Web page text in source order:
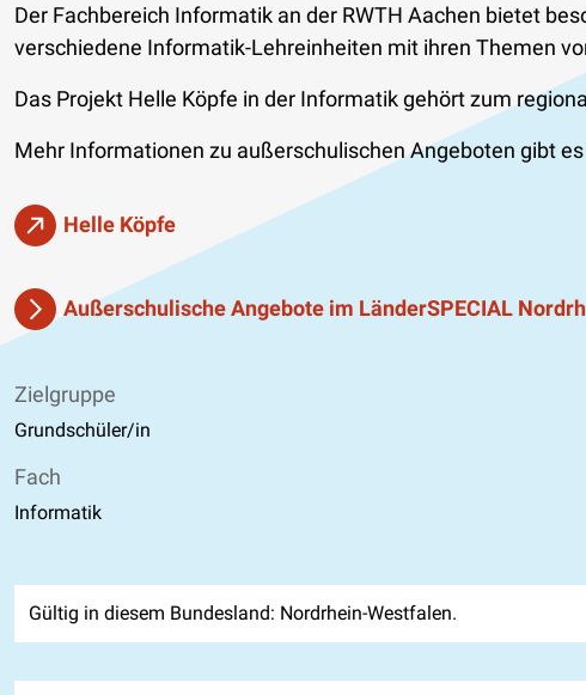
Der Fachbereich Informatik an der RWTH Aachen bietet
verschiedene Informatik-Lehreinheiten mit ihren Themen
Das Projekt Helle Köpfe in der Informatik gehört zum
Mehr Informationen zu außerschulischen Angeboten gibt
Helle Köpfe
Außerschulische Angebote im LänderSPECIAL
Zielgruppe
Grundschüler/in
Fach
Informatik
Gültig in diesem Bundesland: Nordrhein-Westfalen.